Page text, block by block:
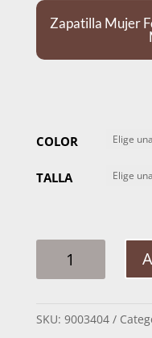
Zapatilla Mujer
COLOR
TALLA
MUJER
20715
SKU: 9003404